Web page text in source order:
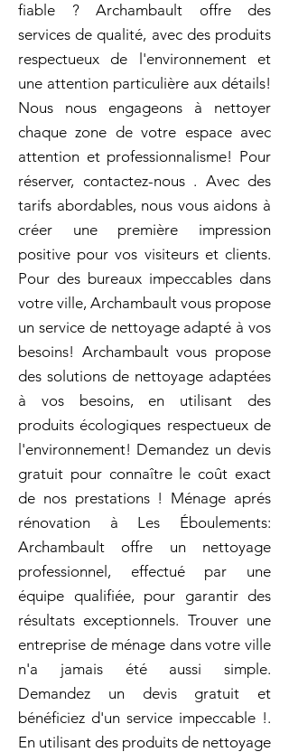
fiable ? Archambault offre des
services de qualité, avec des produits
respectueux de l'environnement et
une attention particulière aux détails!
Nous nous engageons à nettoyer
chaque zone de votre espace avec
attention et professionnalisme! Pour
réserver, contactez-nous . Avec des
tarifs abordables, nous vous aidons à
créer une première impression
positive pour vos visiteurs et clients.
Pour des bureaux impeccables dans
votre ville, Archambault vous propose
un service de nettoyage adapté à vos
besoins! Archambault vous propose
des solutions de nettoyage adaptées
à vos besoins, en utilisant des
produits écologiques respectueux de
l'environnement! Demandez un devis
gratuit pour connaître le coût exact
de nos prestations ! Ménage aprés
rénovation à Les Éboulements:
Archambault offre un nettoyage
professionnel, effectué par une
équipe qualifiée, pour garantir des
résultats exceptionnels. Trouver une
entreprise de ménage dans votre ville
n'a jamais été aussi simple.
Demandez un devis gratuit et
bénéficiez d'un service impeccable !.
En utilisant des produits de nettoyage